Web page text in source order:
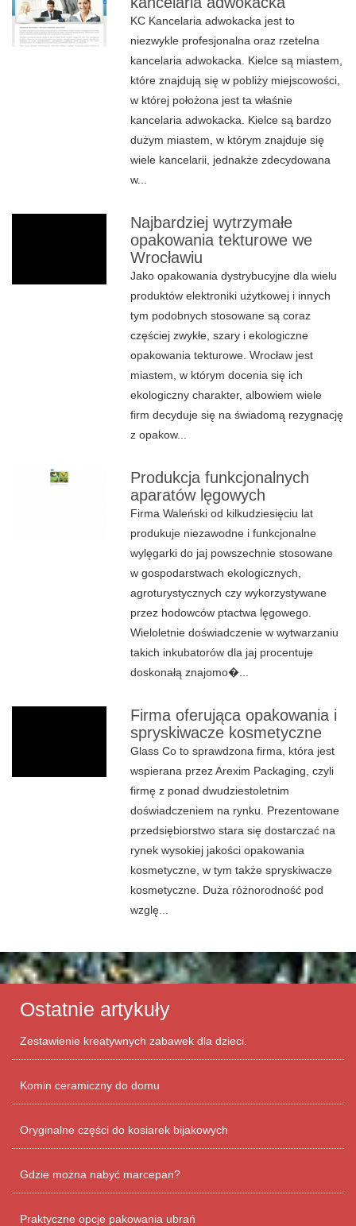
KC Kancelaria adwokacka jest to
niezwykle profesjonalna oraz rzetelna
kancelaria adwokacka. Kielce są miastem,
które znajdują się w pobliży miejscowości,
w której położona jest ta właśnie
kancelaria adwokacka. Kielce są bardzo
dużym miastem, w którym znajduje się
wiele kancelarii, jednakże zdecydowana
w...
Najbardziej wytrzymałe
opakowania tekturowe we
Wrocławiu
Jako opakowania dystrybucyjne dla wielu
produktów elektroniki użytkowej i innych
tym podobnych stosowane są coraz
częściej zwykłe, szary i ekologiczne
opakowania tekturowe. Wrocław jest
miastem, w którym docenia się ich
ekologiczny charakter, albowiem wiele
firm decyduje się na świadomą rezygnację
z opakow...
Produkcja funkcjonalnych
aparatów lęgowych
Firma Waleński od kilkudziesięciu lat
produkuje niezawodne i funkcjonalne
wylęgarki do jaj powszechnie stosowane
w gospodarstwach ekologicznych,
agroturystycznych czy wykorzystywane
przez hodowców ptactwa lęgowego.
Wieloletnie doświadczenie w wytwarzaniu
takich inkubatorów dla jaj procentuje
doskonałą znajomo�...
Firma oferująca opakowania i
spryskiwacze kosmetyczne
Glass Co to sprawdzona firma, która jest
wspierana przez Arexim Packaging, czyli
firmę z ponad dwudziestoletnim
doświadczeniem na rynku. Prezentowane
przedsiębiorstwo stara się dostarczać na
rynek wysokiej jakości opakowania
kosmetyczne, w tym także spryskiwacze
kosmetyczne. Duża różnorodność pod
wzglę...
Ostatnie artykuły
Zestawienie kreatywnych zabawek dla dzieci.
Komin ceramiczny do domu
Oryginalne części do kosiarek bijakowych
Gdzie można nabyć marcepan?
Praktyczne opcje pakowania ubrań